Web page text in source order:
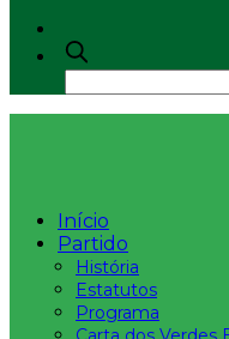
Início
Partido
História
Estatutos
Programa